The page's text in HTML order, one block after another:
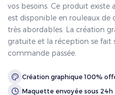
vos besoins. Ce produit existe
est disponible en rouleaux de
très abordables. La création
gratuite et la réception se fait
commande passée.
Création graphique 100%
Maquette envoyée sous 24h